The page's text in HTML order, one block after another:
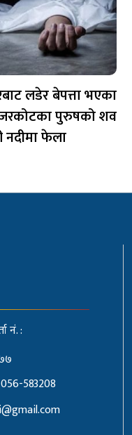
लडेर बेपत्ता भएका
पुरुषको शव
नदीमा फेला
नं. :
583208